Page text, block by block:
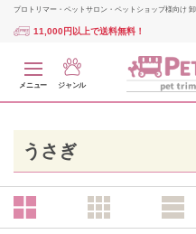
プロトリマー・ペットサロン・ペットショップ様向け
11,000円以上で送料無料！
メニュー ジャンル
うさぎ